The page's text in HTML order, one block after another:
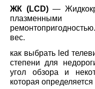
ЖК (LCD)—
плазменными
вес.
как выбрать led
степени для
угол обзора и
которая